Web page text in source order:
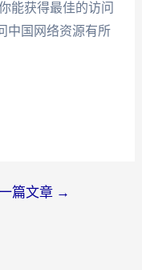
能获得最佳的访问
中国网络资源有所
篇文章 →